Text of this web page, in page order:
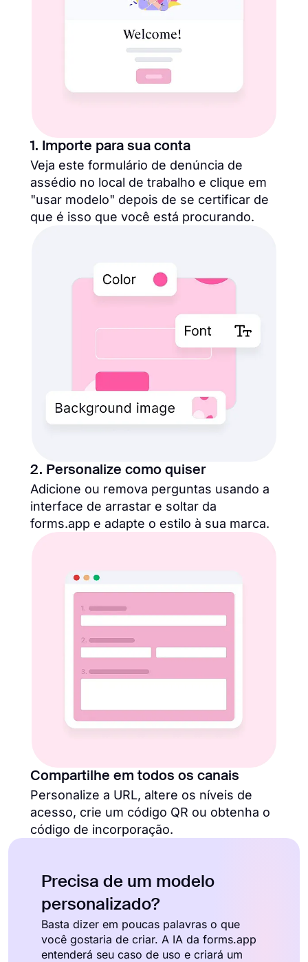
1. Importe para sua conta
Veja este formulário de denúncia de
assédio no local de trabalho e clique em
"usar modelo" depois de se certificar de
que é isso que você está procurando.
2. Personalize como quiser
Adicione ou remova perguntas usando a
interface de arrastar e soltar da
forms.app e adapte o estilo à sua marca.
Compartilhe em todos os canais
Personalize a URL, altere os níveis de
acesso, crie um código QR ou obtenha o
código de incorporação.
Precisa de um modelo
personalizado?
Basta dizer em poucas palavras o que
você gostaria de criar. A IA da forms.app
entenderá seu caso de uso e criará um